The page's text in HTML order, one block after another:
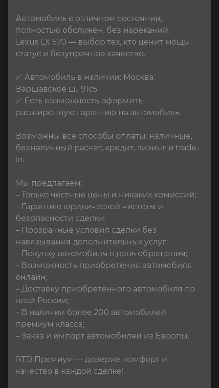
Автомобиль в отличном состоянии,
полностью обслужен, без нареканий.
Lexus LX 570 — выбор тех, кто ценит мощь,
статус и безупречное качество.
✅ Автомобиль в наличии: Москва,
Варшавское ш., 91с5
✅ Есть возможность оформить
расширенную гарантию на автомобиль
Возможны все способы оплаты: наличные,
безналичный расчет, кредит, лизинг и trade-
in.
Мы предлагаем:
– Только честные цены и никаких комиссий;
– Гарантию юридической чистоты и
безопасности сделки;
– Прозрачные условия сделки без
навязывания дополнительных услуг;
– Покупку автомобиля в день обращения;
– Возможность приобретения автомобиля
онлайн;
– Доставку приобретенного автомобиля по
всей России;
– В наличии более 200 автомобилей
премиум класса;
– Заказ и импорт автомобилей из Европы.
RTD Премиум — доверие, комфорт и
качество в каждой сделке!